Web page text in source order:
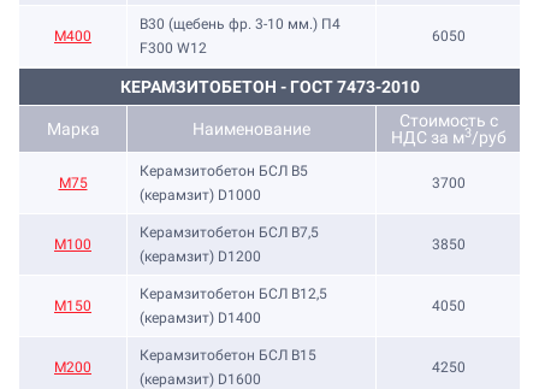
М400
B30 (щебень фр. 3-10 мм.) П4
F300 W12
6050
КЕРАМЗИТОБЕТОН - ГОСТ 7473-2010
Марка Наименование
Стоимость с
НДС за м3/руб
М75
Керамзитобетон БСЛ В5
(керамзит) D1000
3700
М100
Керамзитобетон БСЛ В7,5
(керамзит) D1200
3850
М150
Керамзитобетон БСЛ В12,5
(керамзит) D1400
4050
М200
Керамзитобетон БСЛ В15
(керамзит) D1600
4250